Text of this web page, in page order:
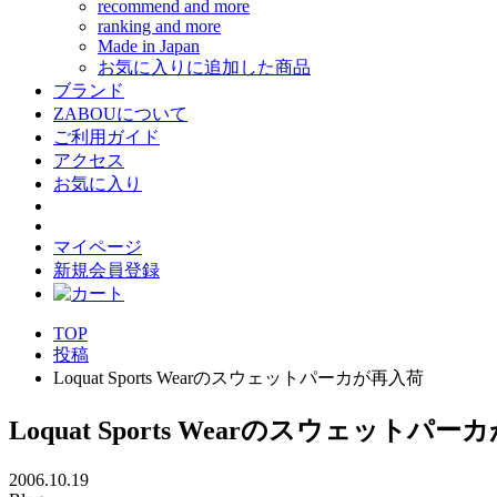
recommend and more
ranking and more
Made in Japan
お気に入りに追加した商品
ブランド
ZABOUについて
ご利用ガイド
アクセス
お気に入り
マイページ
新規会員登録
TOP
投稿
Loquat Sports Wearのスウェットパーカが再入荷
Loquat Sports Wearのスウェットパーカ
2006.10.19